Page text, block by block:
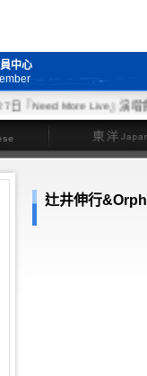
中心
『Need More Live』演唱會
東洋
辻井伸行